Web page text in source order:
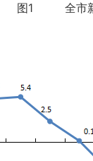
图1 全市新